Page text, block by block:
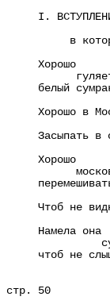
I.
в котором
Хорошо
гуляет
белый
Хорошо в
Засыпать в
дворы
Хорошо
по
Чтоб не
Намела она
сугробы
чтоб не
стр. 50